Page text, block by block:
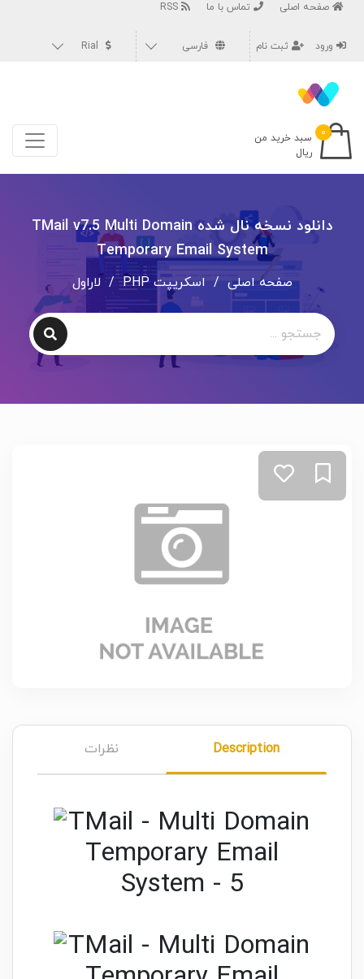
صفحه اصلی تماس با ما
ورود ثبت نام فارسی
۰
سبد خرید من
ریال
دانلود نسخه نال شده TMail v7.5 Multi Domain
Temporary Email System
صفحه اصلی / اسکریپت PHP / لاراول
Description نظرات